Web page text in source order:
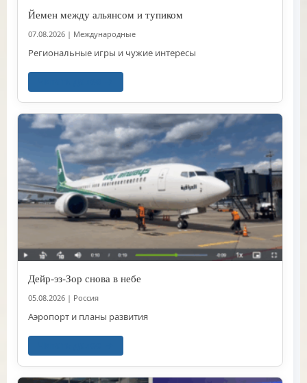
Йемен между альянсом и тупиком
07.08.2026 | Международные
Региональные игры и чужие интересы
Дейр-эз-Зор снова в небе
05.08.2026 | Россия
Аэропорт и планы развития